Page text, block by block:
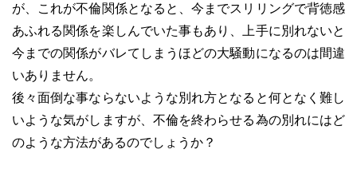
が、これが不倫関係となると、今までスリリングで背徳感
あふれる関係を楽しんでいた事もあり、上手に別れないと
今までの関係がバレてしまうほどの大騒動になるのは間違
いありません。
後々面倒な事ならないような別れ方となると何となく難し
いような気がしますが、不倫を終わらせる為の別れにはど
のような方法があるのでしょうか？